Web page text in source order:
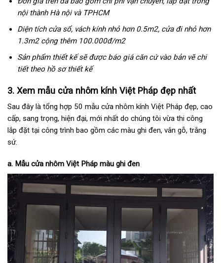
nội thành Hà nội và TPHCM
Diện tích cửa sổ, vách kính nhỏ hơn 0.5m2, cửa đi nhỏ hơn
1.3m2 cộng thêm 100.000đ/m2
Sản phẩm thiết kế sẽ được báo giá căn cứ vào bản vẽ chi
tiết theo hồ sơ thiết kế
3. Xem mẫu cửa nhôm kính Việt Pháp đẹp nhất
Sau đây là tổng hợp 50 mẫu cửa nhôm kính Việt Pháp đẹp, cao
cấp, sang trọng, hiện đại, mới nhất do chúng tôi vừa thi công
lắp đặt tại công trình bao gồm các màu ghi đen, vân gỗ, trắng
sứ.
a. Mẫu cửa nhôm Việt Pháp màu ghi đen